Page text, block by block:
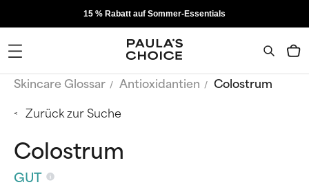
15 % Rabatt auf Sommer-Essentials
Skincare Glossar Antioxidantien
Colostrum
Zurück zur Suche
Colostrum
GUT